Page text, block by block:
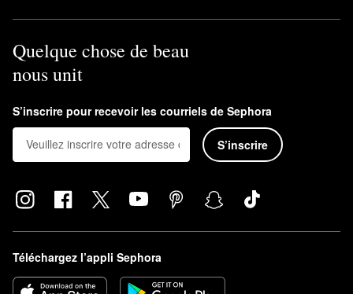
Quelque chose de beau
nous unit
S’inscrire pour recevoir les courriels de Sephora
S’inscrire
Téléchargez l’appli Sephora